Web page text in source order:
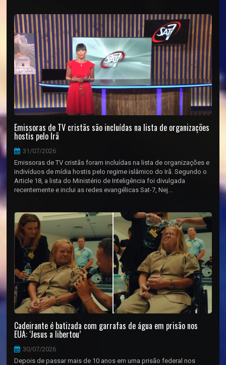
Emissoras de TV cristãs são incluídas na lista de organizações
hostis pelo Irã
31/07/2026
Emissoras de TV cristãs foram incluídas na lista de organizações e
indivíduos de mídia hostis pelo regime islâmico do Irã. Segundo o
Article 18, a lista do Ministério de Inteligência foi divulgada
recentemente e inclui as redes evangélicas Sat-7, Nej...
Cadeirante é batizada com garrafas de água em prisão nos
EUA: ‘Jesus a libertou’
30/07/2026
Depois de passar mais de 10 anos em uma prisão federal nos